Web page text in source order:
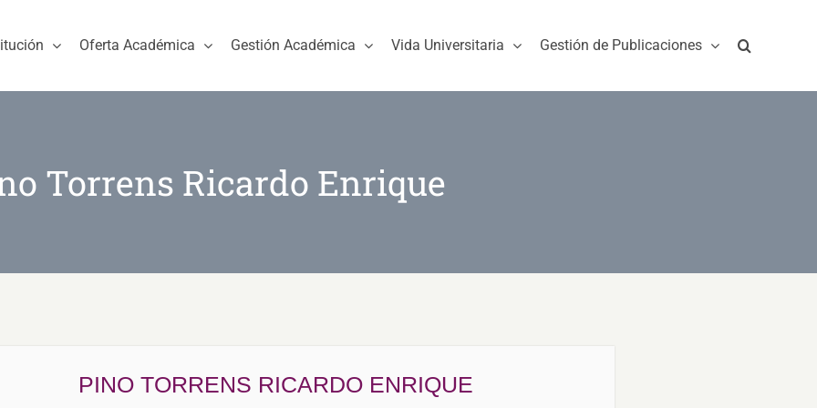
Oferta Académica Gestión Académica Vida Universitaria Gestión de Publicaciones
Torrens Ricardo Enrique
PINO TORRENS RICARDO ENRIQUE